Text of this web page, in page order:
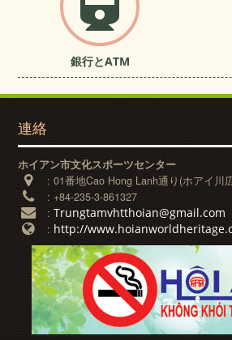
銀行とATM
連絡
ホイアン市文化スポーツセンター
:01番地Cao Hong Lanh通り(ホアイ川
:+84-235-3-861327
:Trungtamvhtthoian@gmail.com
: http://